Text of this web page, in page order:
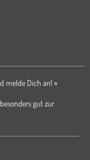
melde Dich an! »
gut zur